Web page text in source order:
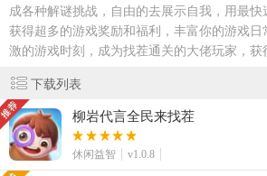
成各种解谜挑战，自由的去展示自我，用最快
获得超多的游戏奖励和福利，丰富你的游戏
激的游戏时刻，成为找茬通关的大佬玩家，获
下载列表
柳岩代言全民来找茬
休闲益智 v1.0.8